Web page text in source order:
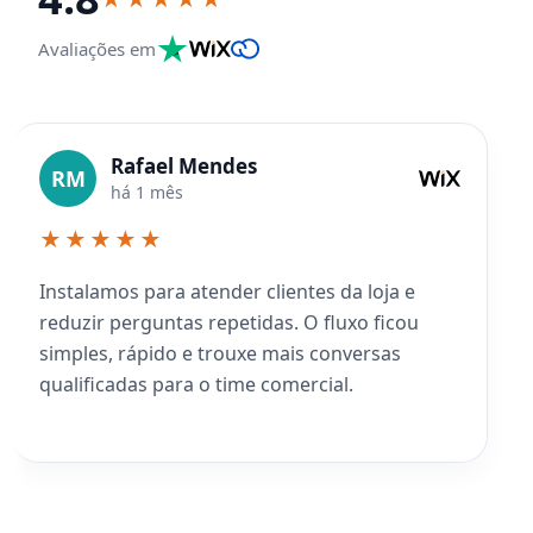
Avaliações em
RM Rafael Mendes
há 1 mês
★★★★★
Instalamos para atender clientes da loja e
reduzir perguntas repetidas. O fluxo ficou
simples, rápido e trouxe mais conversas
qualificadas para o time comercial.